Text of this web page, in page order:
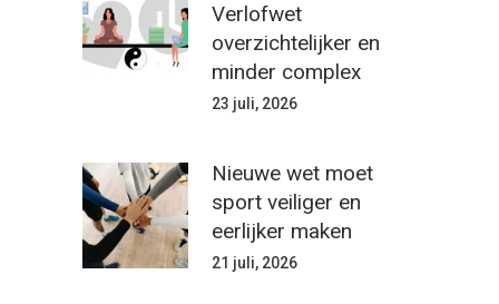
Verlofwet
overzichtelijker en
minder complex
23 juli, 2026
Nieuwe wet moet
sport veiliger en
eerlijker maken
21 juli, 2026